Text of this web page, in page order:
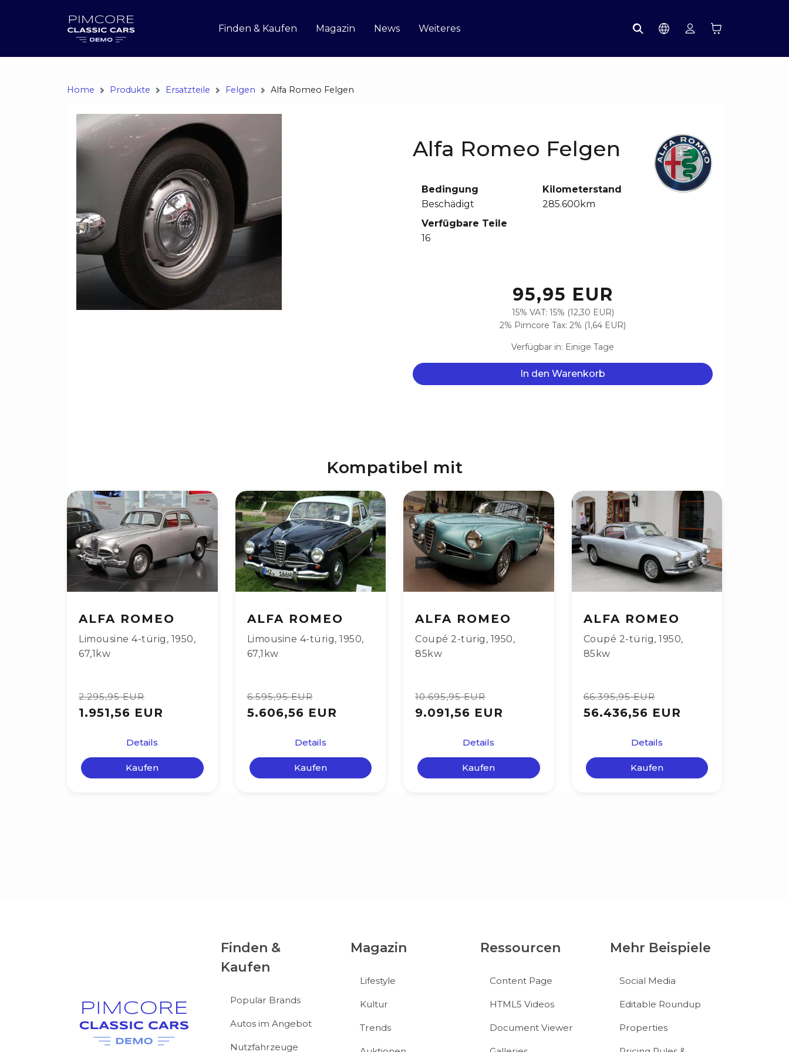
Finden & Kaufen Magazin News Weiteres
Home Produkte Ersatzteile Felgen Alfa Romeo Felgen
Alfa Romeo Felgen
Bedingung
Beschädigt
Kilometerstand
285.600km
Verfügbare Teile
16
95,95 EUR
15% VAT: 15% (12,30 EUR)
2% Pimcore Tax: 2% (1,64 EUR)
Verfügbar in: Einige Tage
In den Warenkorb
Kompatibel mit
ALFA ROMEO
Limousine 4-türig , 1950,
67,1kw
2.295,95 EUR
1.951,56 EUR
Details
Kaufen
ALFA ROMEO
Limousine 4-türig, 1950,
67,1kw
6.595,95 EUR
5.606,56 EUR
Details
Kaufen
ALFA ROMEO
Coupé 2-türig , 1950,
85kw
10.695,95 EUR
9.091,56 EUR
Details
Kaufen
ALFA ROMEO
Coupé 2-türig, 1950,
85kw
66.395,95 EUR
56.436,56 EUR
Details
Kaufen
Finden &
Kaufen
Popular Brands
Autos im Angebot
Nutzfahrzeuge
Magazin
Lifestyle
Kultur
Trends
Ressourcen
Content Page
HTML5 Videos
Document Viewer
Mehr Beispiele
Social Media
Editable Roundup
Properties